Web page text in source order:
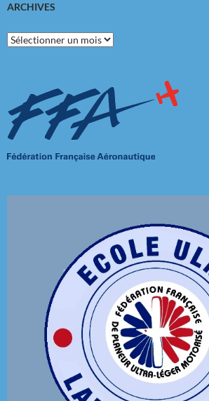
ARCHIVES
Archives